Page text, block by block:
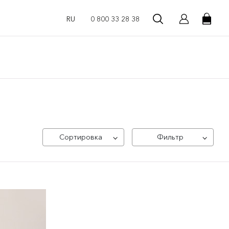
RU 0 800 33 28 38
Сортировка Фильтр